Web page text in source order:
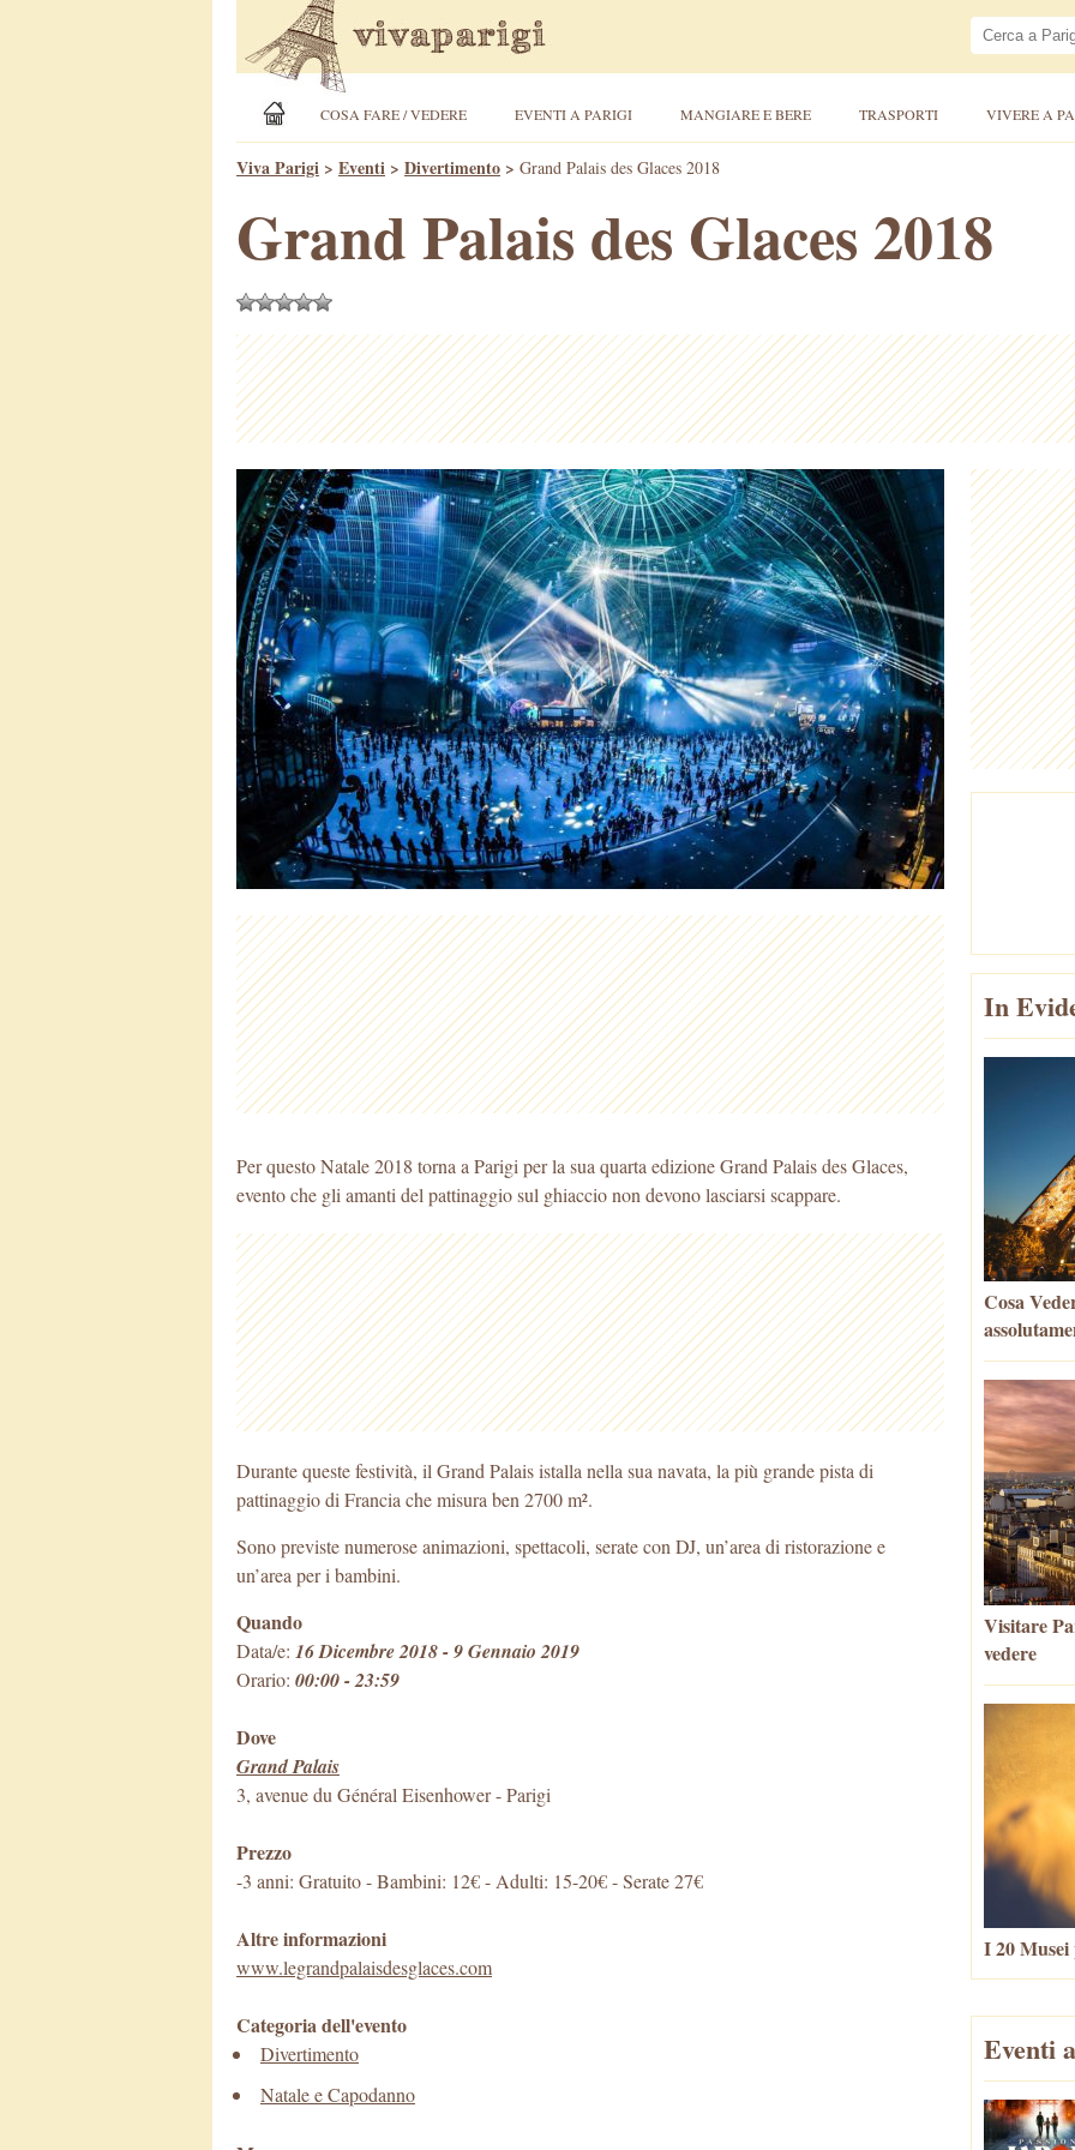
COSA FARE / VEDERE EVENTI A PARIGI MANGIARE E BERE TRASPORTI VIVERE A
Viva Parigi > Eventi > Divertimento > Grand Palais des Glaces 2018
Grand Palais des Glaces 2018
Per questo Natale 2018 torna a Parigi per la sua quarta edizione Grand Palais des Glaces,
evento che gli amanti del pattinaggio sul ghiaccio non devono lasciarsi scappare.
Durante queste festività, il Grand Palais istalla nella sua navata, la più grande pista di
pattinaggio di Francia che misura ben 2700 m².
Sono previste numerose animazioni, spettacoli, serate con DJ, un’area di ristorazione e
un’area per i bambini.
Quando
Data/e: 16 Dicembre 2018 - 9 Gennaio 2019
Orario: 00:00 - 23:59
Dove
Grand Palais
3, avenue du Général Eisenhower-Parigi
Prezzo
-3 anni: Gratuito - Bambini: 12€ - Adulti: 15-20€ - Serate 27€
Altre informazioni
www.legrandpalaisdesglaces.com
Categoria dell'evento
Divertimento
Natale e Capodanno
In
Cosa
Visitare
vedere
I 20
Eventi